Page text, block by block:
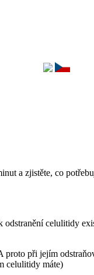
a zjistěte, co
odstranění celulitidy
proto při jejím
celulitidy máte)